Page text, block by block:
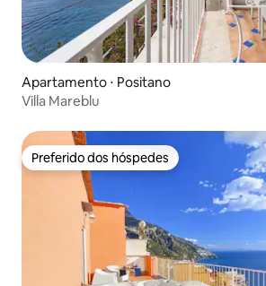
Apartamento ⋅ Positano
Villa Mareblu
Preferido dos hóspedes
Preferido dos hóspedes